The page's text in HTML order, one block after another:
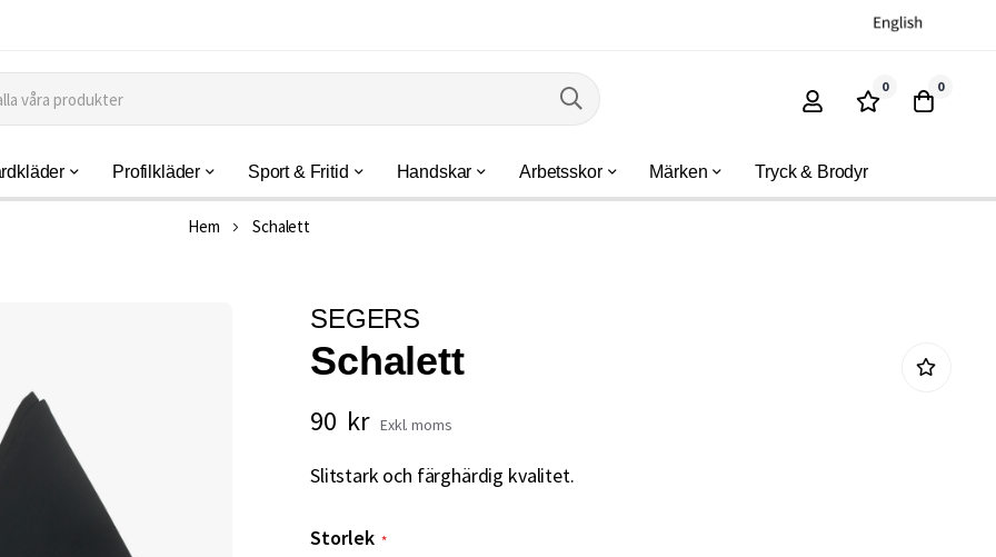
0 0
Profilkläder Sport & Fritid Handskar Arbetsskor Märken Tryck & Brodyr
Hem Schalett
SEGERS
Schalett
90 kr
Slitstark och färghärdig kvalitet.
Storlek